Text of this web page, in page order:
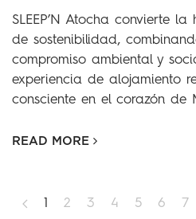
SLEEP’N Atocha convierte
de sostenibilidad,
compromiso ambiental y
experiencia de alojamiento
consciente en el corazón de
READ MORE
1 2 3 4 5 6 7